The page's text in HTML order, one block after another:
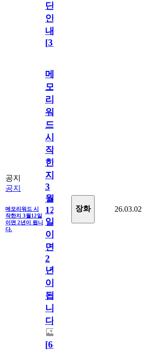
단
안
내
[31
공지
공지
메모리워드 시
작한지 3월12일
이면 2년이 됩니
다.
메
모
리
워
드
시
작
한
지
3
월
12
일
이
면
2
년
이
됩
니
다.
[64
장화 26.03.02